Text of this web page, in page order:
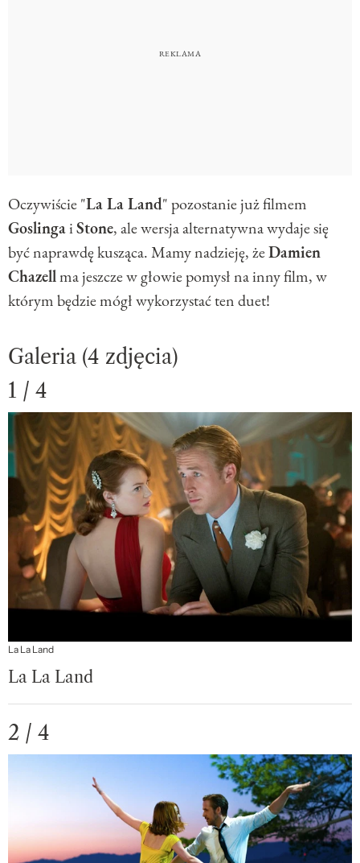
Oczywiście "La La Land" pozostanie już filmem
GoslingaiStone, ale wersja alternatywna wydaje się
być naprawdę kusząca. Mamy nadzieję, żeDamien
Chazellma jeszcze w głowie pomysł na inny film, w
którym będzie mógł wykorzystać ten duet!
Galeria (4 zdjęcia)
1 / 4
La La Land
La La Land
2 / 4